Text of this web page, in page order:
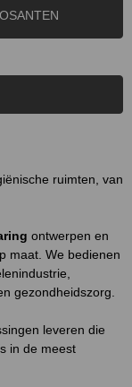
ruimten, van
ontwerpen en
maat. We bedienen
gezondheidszorg.
leveren die
in de meest